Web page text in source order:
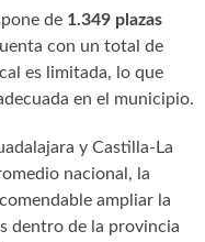
de 1.349 plazas
con un total de
es limitada, lo que
en el municipio.
y Castilla-La
nacional, la
ampliar la
dentro de la provincia